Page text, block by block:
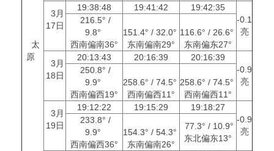
太
原
3月
17日
19:38:48 19:41:42
19:42:35
-0.1
亮
216.5° /
9.8°
西南偏南36°
151.4° / 32.0°
东南偏南29°
116.6° / 26.6°
东南偏东27°
3月
18日
20:13:43 20:16:39
20:16:39
-0.9
亮
250.8° /
9.9°
西南偏西19°
258.6° / 74.5°
西南偏西11°
258.6° / 74.5°
西南偏西11°
3月
19日
19:12:22 19:15:29
19:18:27
-0.9
亮
233.8° /
9.9°
西南偏西36°
154.3° / 54.3°
东南偏南26°
77.3° / 10.9°
东北偏东13°